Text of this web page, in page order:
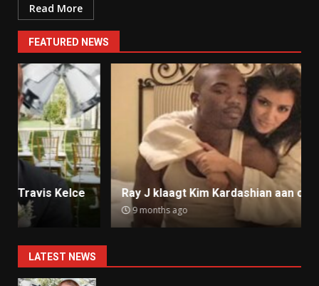
Read More
FEATURED NEWS
Ray J klaagt Kim Kardashian aan om sekstape
9 months ago
LATEST NEWS